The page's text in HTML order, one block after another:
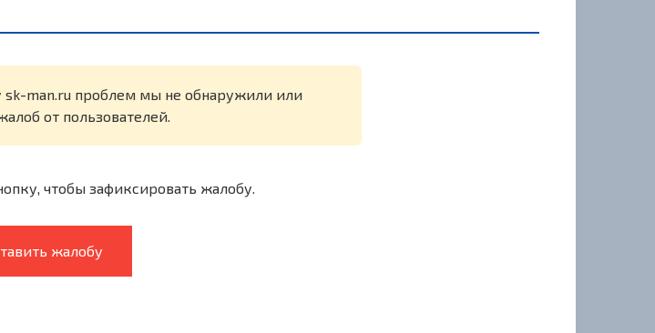
sk-man.ru проблем мы не обнаружили или
от пользователей.
чтобы зафиксировать жалобу.
жалобу